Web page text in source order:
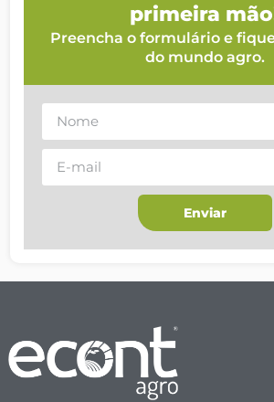
primeira
Preencha o formulário e
do mundo agro.
Enviar